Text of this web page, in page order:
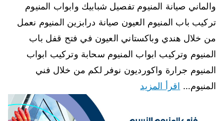
والماني صيانة المنيوم تفصيل شبابيك وابواب المنيوم
تركيب باب المنيوم العيون صيانة درابزين المنيوم نعمل
من خلال هندي وباكستاني العيون في فتح قفل باب
المنيوم وتركيب ابواب المنيوم سحابة وتركيب ابواب
المنيوم جرارة واكورديون نوفر لكم من خلال فني
المنيوم… اقرأ المزيد